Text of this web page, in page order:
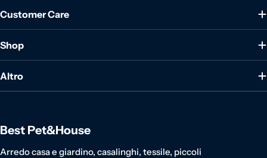
Customer Care
Shop
Altro
Best Pet&House
Arredo casa e giardino, casalinghi, tessile, piccoli